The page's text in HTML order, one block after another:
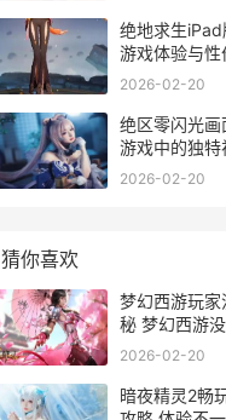
绝地求生
游戏体验与性
析
2026-02-20
绝区零闪光画
游戏中的独特
2026-02-20
猜你喜欢
梦幻西游玩
秘 梦幻西游
后的原因与影
2026-02-20
暗夜精灵2畅